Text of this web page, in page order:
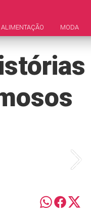
ALIMENTAÇÃO MODA